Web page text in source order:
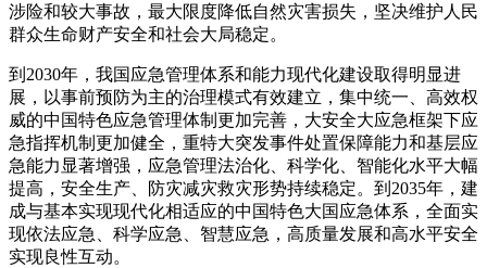
涉险和较大事故，最大限度降低自然灾害损失，坚决维护人民
群众生命财产安全和社会大局稳定。
到2030年，我国应急管理体系和能力现代化建设取得明显进
展，以事前预防为主的治理模式有效建立，集中统一、高效权
威的中国特色应急管理体制更加完善，大安全大应急框架下应
急指挥机制更加健全，重特大突发事件处置保障能力和基层应
急能力显著增强，应急管理法治化、科学化、智能化水平大幅
提高，安全生产、防灾减灾救灾形势持续稳定。到2035年，建
成与基本实现现代化相适应的中国特色大国应急体系，全面实
现依法应急、科学应急、智慧应急，高质量发展和高水平安全
实现良性互动。